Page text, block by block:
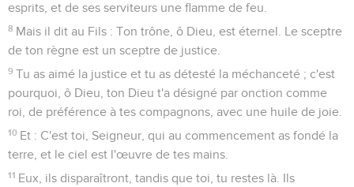
esprits, et de ses serviteurs une flamme de feu.
8 Mais il dit au Fils : Ton trône, ô Dieu, est éternel. Le sceptre
de ton règne est un sceptre de justice.
9 Tu as aimé la justice et tu as détesté la méchanceté ; c'est
pourquoi, ô Dieu, ton Dieu t'a désigné par onction comme
roi, de préférence à tes compagnons, avec une huile de joie.
10 Et : C'est toi, Seigneur, qui au commencement as fondé la
terre, et le ciel est l'œuvre de tes mains.
11 Eux, ils disparaîtront, tandis que toi, tu restes là. Ils